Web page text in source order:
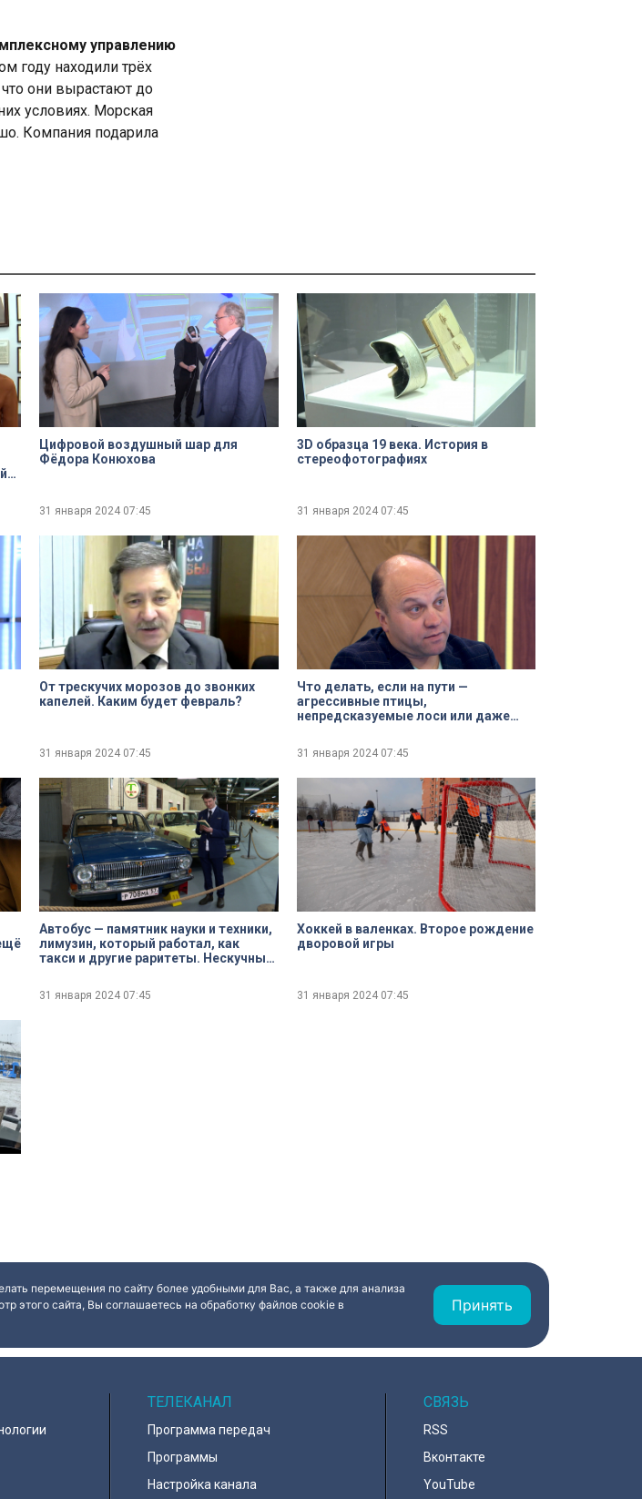
управлению
году находили трёх
что они вырастают до
условиях. Морская
Компания подарила
Цифровой воздушный шар для
Фёдора Конюхова
31 января 2024 07:45
3D образца 19 века. История в
стереофотографиях
31 января 2024 07:45
От трескучих морозов до звонких
капелей. Каким будет февраль?
31 января 2024 07:45
Что делать, если на пути —
агрессивные птицы,
непредсказуемые лоси или даже
31 января 2024 07:45
Автобус — памятник науки и техники,
лимузин, который работал, как
такси и другие раритеты. Нескучный
31 января 2024 07:45
Хоккей в валенках. Второе рождение
дворовой игры
31 января 2024 07:45
перемещения по сайту более удобными для Вас, а также для анализа
этого сайта, Вы соглашаетесь на обработку файлов cookie в
Принять
ТЕЛЕКАНАЛ
Программа передач
Программы
Настройка канала
СВЯЗЬ
RSS
Вконтакте
YouTube